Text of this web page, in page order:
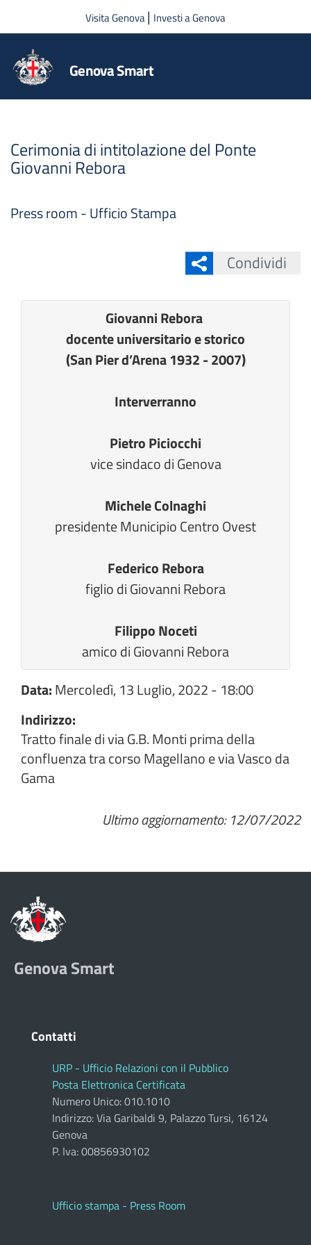
Salta al contenuto principale
Visita Genova| Investi a Genova
Genova Smart
Cerimonia di intitolazione del Ponte
Giovanni Rebora
Press room - Ufficio Stampa
Condividi
Giovanni Rebora
docente universitario e storico
(San Pier d’Arena 1932 - 2007)
Interverranno
Pietro Piciocchi
vice sindaco di Genova
Michele Colnaghi
presidente Municipio Centro Ovest
Federico Rebora
figlio di Giovanni Rebora
Filippo Noceti
amico di Giovanni Rebora
Data:Mercoledì, 13 Luglio, 2022 - 18:00
Indirizzo:
Tratto finale di via G.B. Monti prima della
confluenza tra corso Magellano e via Vasco da
Gama
Ultimo aggiornamento: 12/07/2022
Genova Smart
Contatti
URP - Ufficio Relazioni con il Pubblico
Posta Elettronica Certificata
Numero Unico: 010.1010
Indirizzo: Via Garibaldi 9, Palazzo Tursi, 16124
Genova
P. Iva: 00856930102
Ufficio stampa - Press Room